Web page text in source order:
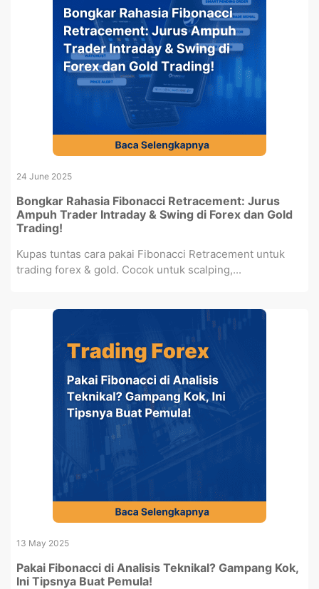
24 June 2025
Bongkar Rahasia Fibonacci Retracement: Jurus
Ampuh Trader Intraday & Swing di Forex dan Gold
Trading!
Kupas tuntas cara pakai Fibonacci Retracement untuk
trading forex & gold. Cocok untuk scalping,...
13 May 2025
Pakai Fibonacci di Analisis Teknikal? Gampang Kok,
Ini Tipsnya Buat Pemula!